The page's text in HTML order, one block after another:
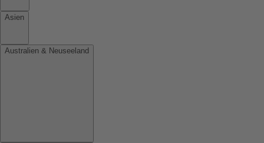
Asien
Australien & Neuseeland